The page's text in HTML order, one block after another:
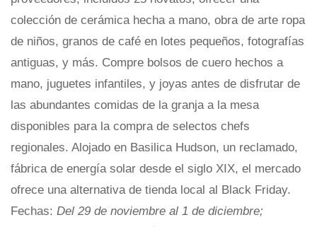
colección de cerámica hecha a mano, obra de arte ropa
de niños, granos de café en lotes pequeños, fotografías
antiguas, y más. Compre bolsos de cuero hechos a
mano, juguetes infantiles, y joyas antes de disfrutar de
las abundantes comidas de la granja a la mesa
disponibles para la compra de selectos chefs
regionales. Alojado en Basilica Hudson, un reclamado,
fábrica de energía solar desde el siglo XIX, el mercado
ofrece una alternativa de tienda local al Black Friday.
Fechas: Del 29 de noviembre al 1 de diciembre;